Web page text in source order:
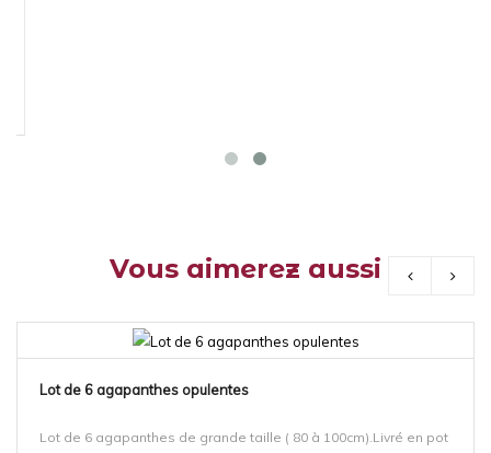
Vous aimerez aussi
Lot de 6 agapanthes opulentes
Lot de 6 agapanthes de grande taille ( 80 à 100cm).Livré en pot